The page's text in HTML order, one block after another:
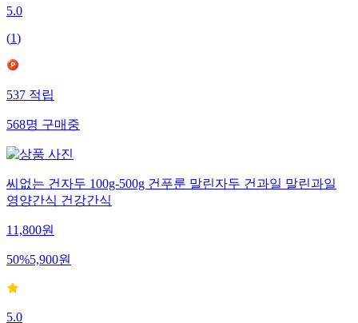
5.0
(1)
537적립
568명구매중
씨없는 건자두 100g-500g 건푸룬 말린자두 건과일 말린과일
영양간식 건강간식
11,800원
50%5,900원
5.0